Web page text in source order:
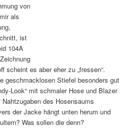
von
als
ist
104A
scheint es aber eher zu „fressen“.
geschmacklosen Stiefel besonders gut
Look“ mit schmaler Hose und Blazer
des Hosensaums
der Jacke hängt unten herum und
Was sollen die denn?